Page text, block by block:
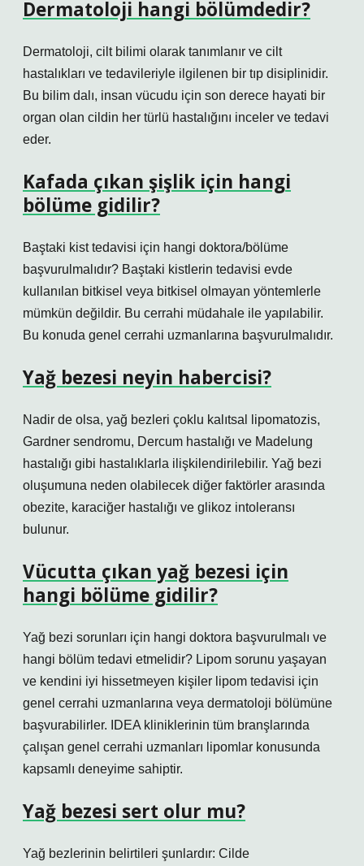
Dermatoloji hangi bölümdedir?
Dermatoloji, cilt bilimi olarak tanımlanır ve cilt
hastalıkları ve tedavileriyle ilgilenen bir tıp disiplinidir.
Bu bilim dalı, insan vücudu için son derece hayati bir
organ olan cildin her türlü hastalığını inceler ve tedavi
eder.
Kafada çıkan şişlik için hangi
bölüme gidilir?
Baştaki kist tedavisi için hangi doktora/bölüme
başvurulmalıdır? Baştaki kistlerin tedavisi evde
kullanılan bitkisel veya bitkisel olmayan yöntemlerle
mümkün değildir. Bu cerrahi müdahale ile yapılabilir.
Bu konuda genel cerrahi uzmanlarına başvurulmalıdır.
Yağ bezesi neyin habercisi?
Nadir de olsa, yağ bezleri çoklu kalıtsal lipomatozis,
Gardner sendromu, Dercum hastalığı ve Madelung
hastalığı gibi hastalıklarla ilişkilendirilebilir. Yağ bezi
oluşumuna neden olabilecek diğer faktörler arasında
obezite, karaciğer hastalığı ve glikoz intoleransı
bulunur.
Vücutta çıkan yağ bezesi için
hangi bölüme gidilir?
Yağ bezi sorunları için hangi doktora başvurulmalı ve
hangi bölüm tedavi etmelidir? Lipom sorunu yaşayan
ve kendini iyi hissetmeyen kişiler lipom tedavisi için
genel cerrahi uzmanlarına veya dermatoloji bölümüne
başvurabilirler. IDEA kliniklerinin tüm branşlarında
çalışan genel cerrahi uzmanları lipomlar konusunda
kapsamlı deneyime sahiptir.
Yağ bezesi sert olur mu?
Yağ bezlerinin belirtileri şunlardır: Cilde